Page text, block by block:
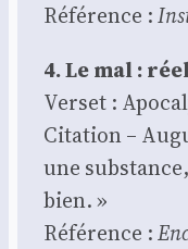
Réfé­rence :
4. Le mal :
Ver­set :
Cita­tion –
une
bien. »
Réfé­rence :